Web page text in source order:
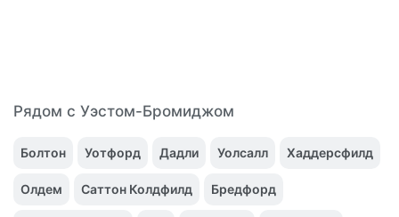
Рядом с Уэстом-Бромиджом
Болтон Уотфорд Дадли Уолсалл Хаддерсфилд
Олдем Саттон Колдфилд Бредфорд